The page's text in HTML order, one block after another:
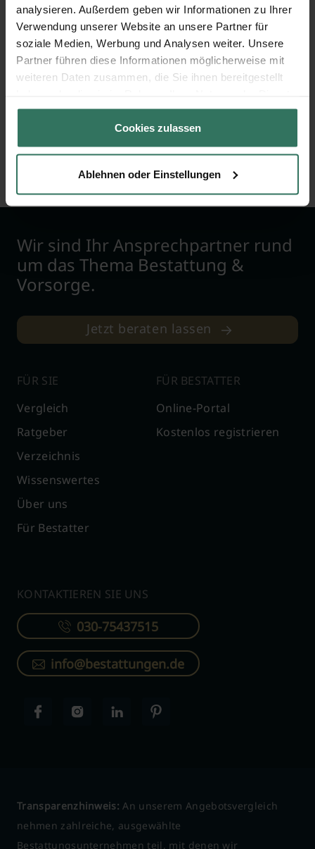
analysieren. Außerdem geben wir Informationen zu Ihrer
Verwendung unserer Website an unsere Partner für
soziale Medien, Werbung und Analysen weiter. Unsere
Partner führen diese Informationen möglicherweise mit
weiteren Daten zusammen, die Sie ihnen bereitgestellt
gesammelt haben.
Cookies zulassen
Ablehnen oder Einstellungen
Kostenlos Bestatter vergleichen
Sehr Gut:
4.9 / 5.0
Sehr Gut:
4.9 / 5.0
Wir sind Ihr Ansprechpartner rund
um das Thema Bestattung &
Vorsorge.
Jetzt beraten lassen
FÜR SIE
Vergleich
Ratgeber
Verzeichnis
Wissenswertes
Über uns
Für Bestatter
FÜR BESTATTER
Online-Portal
Kostenlos registrieren
KONTAKTIEREN SIE UNS
030-75437515
info@bestattungen.de
Transparenzhinweis: An unserem Angebotsvergleich
nehmen zahlreiche, ausgewählte
Bestattungsunternehmen teil, mit denen wir